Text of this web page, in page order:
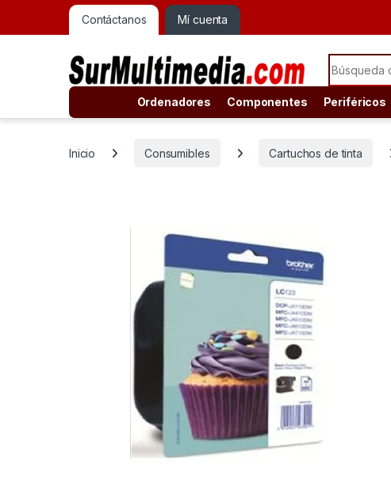
Contáctanos Mí cuenta
Search for:
Ordenadores Componentes Periféricos
Inicio Consumibles Cartuchos de tinta